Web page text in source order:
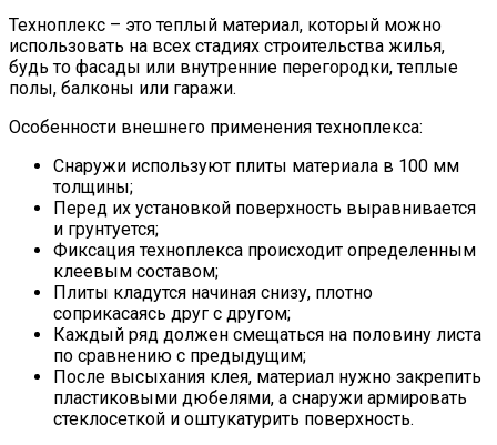
Техноплекс – это теплый материал, который можно
использовать на всех стадиях строительства жилья,
будь то фасады или внутренние перегородки, теплые
полы, балконы или гаражи.
Особенности внешнего применения техноплекса:
Снаружи используют плиты материала в 100 мм
толщины;
Перед их установкой поверхность выравнивается
и грунтуется;
Фиксация техноплекса происходит определенным
клеевым составом;
Плиты кладутся начиная снизу, плотно
соприкасаясь друг с другом;
Каждый ряд должен смещаться на половину листа
по сравнению с предыдущим;
После высыхания клея, материал нужно закрепить
пластиковыми дюбелями, а снаружи армировать
стеклосеткой и оштукатурить поверхность.